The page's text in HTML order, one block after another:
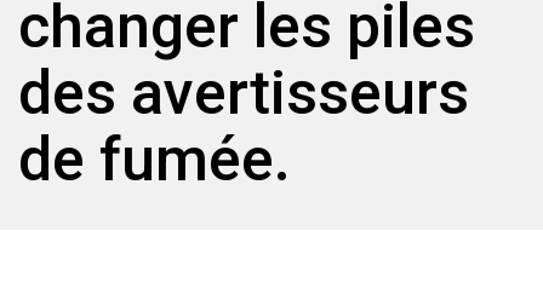
changer les piles
des avertisseurs
de fumée.